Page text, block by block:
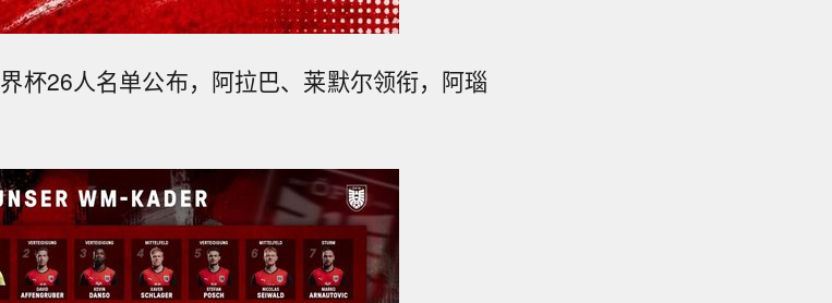
杯26人名单公布，阿拉巴、莱默尔领衔，阿瑙